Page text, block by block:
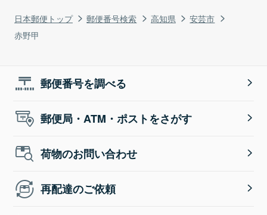
日本郵便トップ 郵便番号検索 高知県
安芸市
赤野甲
郵便番号を調べる
郵便局・ATM・ポストをさがす
荷物のお問い合わせ
再配達のご依頼